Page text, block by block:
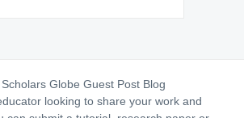
Globe Guest Post Blog
looking to share your work and